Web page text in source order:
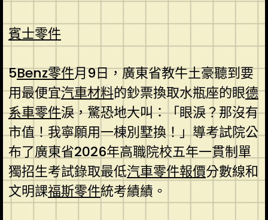
賓士零件
5Benz零件月9日，廣東省教牛土豪聽到要
用最便宜汽車材料的鈔票換取水瓶座的眼德
系車零件淚，驚恐地大叫：「眼淚？那沒有
市值！我寧願用一棟別墅換！」導考試院公
布了廣東省2026年高職院校五年一貫制單
獨招生考試錄取最低汽車零件報價分數線和
文明課福斯零件統考績績。